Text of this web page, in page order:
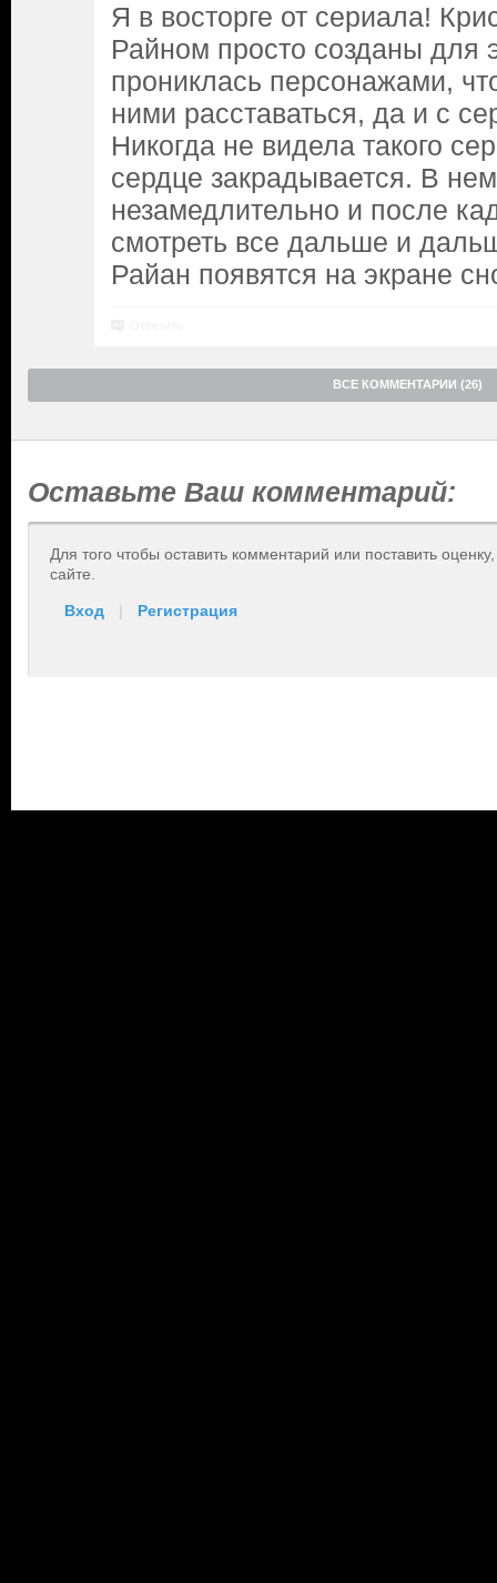
Я в восторге от сериала!
Райном просто созданы для
прониклась персонажами,
ними расставаться, да и с
Никогда не видела такого
сердце закрадывается. В
незамедлительно и после
смотреть все дальше и
Райан появятся на экране
ВСЕ КОММЕНТАРИИ (26)
Оставьте Ваш комментарий:
Для того чтобы оставить комментарий или поставить
сайте.
Вход | Регистрация